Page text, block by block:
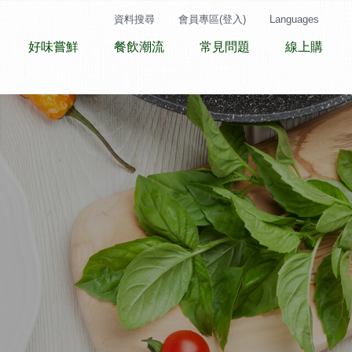
好味嘗鮮 餐飲潮流 常見問題 線上購
資料搜尋 會員專區(登入) Languages